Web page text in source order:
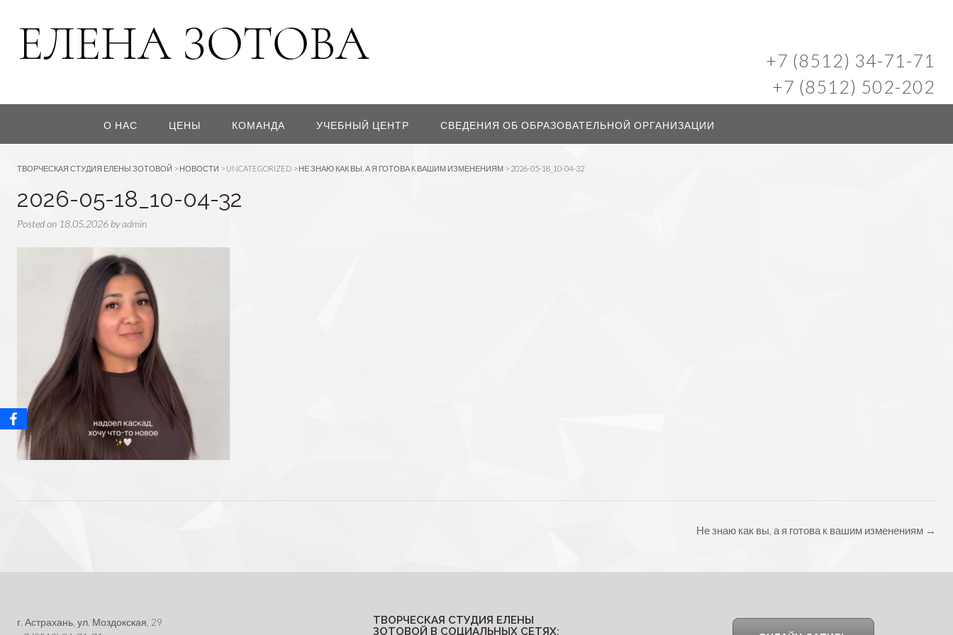
+7 (8512) 34-71-71
+7 (8512) 502-202
О НАС ЦЕНЫ КОМАНДА УЧЕБНЫЙ ЦЕНТР СВЕДЕНИЯ ОБ ОБРАЗОВАТЕЛЬНОЙ ОРГАНИЗАЦИИ
ТВОРЧЕСКАЯ СТУДИЯ ЕЛЕНЫ ЗОТОВОЙ > НОВОСТИ > UNCATEGORIZED > НЕ ЗНАЮ КАК ВЫ, А Я ГОТОВА К ВАШИМ ИЗМЕНЕНИЯМ > 2026-05-18_10-04-32
2026-05-18_10-04-32
Posted on 18.05.2026 byadmin
Не знаю как вы, а я готова к вашим изменениям →
г. Астрахань, ул. Моздокская, 29
ТВОРЧЕСКАЯ СТУДИЯ ЕЛЕНЫ
ЗОТОВОЙ В СОЦИАЛЬНЫХ СЕТЯХ: